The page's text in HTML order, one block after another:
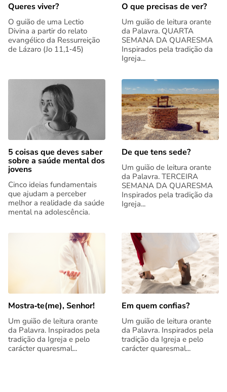
Queres viver?
O guião de uma Lectio
Divina a partir do relato
evangélico da Ressurreição
de Lázaro (Jo 11,1‑45)
O que precisas de ver?
Um guião de leitura orante
da Palavra. QUARTA
SEMANA DA QUARESMA
Inspirados pela tradição da
Igreja...
5 coisas que deves saber
sobre a saúde mental dos
jovens
Cinco ideias fundamentais
que ajudam a perceber
melhor a realidade da saúde
mental na adolescência.
De que tens sede?
Um guião de leitura orante
da Palavra. TERCEIRA
SEMANA DA QUARESMA
Inspirados pela tradição da
Igreja...
Mostra‑te(me), Senhor!
Um guião de leitura orante
da Palavra. Inspirados pela
tradição da Igreja e pelo
carácter quaresmal...
Em quem confias?
Um guião de leitura orante
da Palavra. Inspirados pela
tradição da Igreja e pelo
carácter quaresmal...